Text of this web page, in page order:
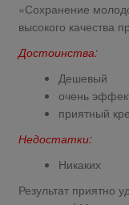
«Сохранение
высокого качества
Достоинства:
Дешевый
очень
приятный
Недостатки:
Никаких
Результат приятно